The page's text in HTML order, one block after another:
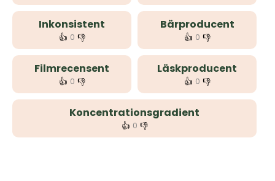
Inkonsistent
👍 0 👎
Bärproducent
👍 0 👎
Filmrecensent
👍 0 👎
Läskproducent
👍 0 👎
Koncentrationsgradient
👍 0 👎